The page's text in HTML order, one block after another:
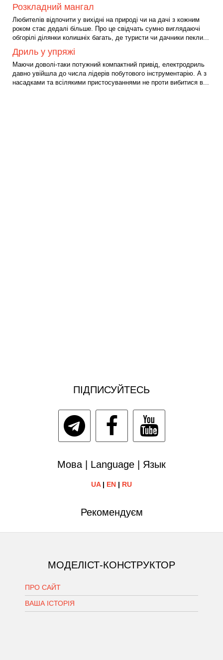
Розкладний мангал
Любителів відпочити у вихідні на природі чи на дачі з кожним
роком стає дедалі більше. Про це свідчать сумно виглядаючі
обгорілі ділянки колишніх багать, де туристи чи дачники пекли...
Дриль у упряжі
Маючи доволі-таки потужний компактний привід, електродриль
давно увійшла до числа лідерів побутового інструментарію. А з
насадками та всілякими пристосуваннями не проти вибитися в...
ПІДПИСУЙТЕСЬ
Мова | Language | Язык
UA| EN | RU
Рекомендуєм
МОДЕЛІСТ-КОНСТРУКТОР
ПРО САЙТ
ВАША ІСТОРІЯ